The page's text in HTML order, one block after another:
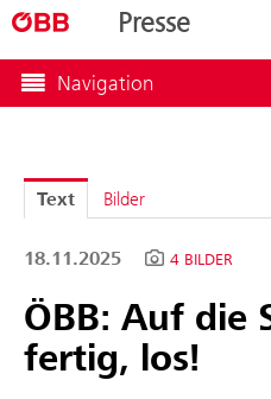
Presse
Navigation
Text Bilder
18.11.2025 4 BILDER
ÖBB: Auf die
fertig, los!